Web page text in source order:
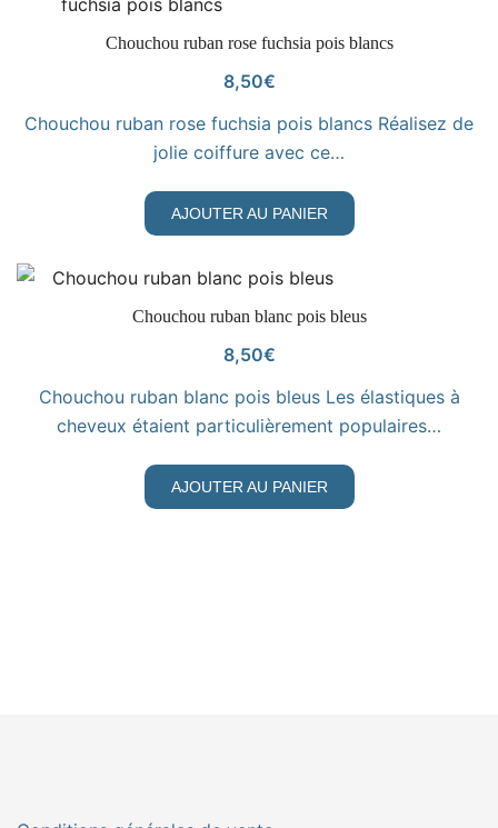
VOIR LE PRODUIT
Chouchou ruban rose fuchsia pois blancs
8,50€
Chouchou ruban rose fuchsia pois blancs Réalisez de
jolie coiffure avec ce…
AJOUTER AU PANIER
VOIR LE PRODUIT
Chouchou ruban blanc pois bleus
8,50€
Chouchou ruban blanc pois bleus Les élastiques à
cheveux étaient particulièrement populaires…
AJOUTER AU PANIER